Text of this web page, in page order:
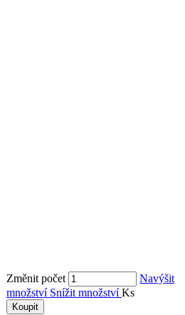
Změnit počet
Navýšit
množství Snížit množstvíKs
Koupit